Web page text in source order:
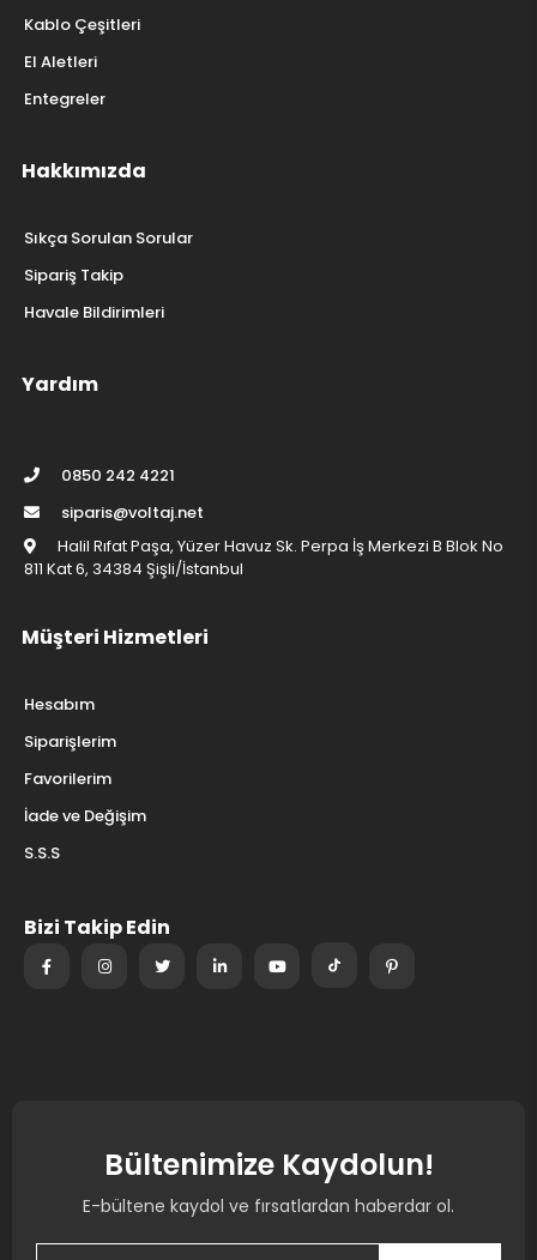
Kablo Çeşitleri
El Aletleri
Entegreler
Hakkımızda
Sıkça Sorulan Sorular
Sipariş Takip
Havale Bildirimleri
Yardım
0850 242 4221
siparis@voltaj.net
Halil Rıfat Paşa, Yüzer Havuz Sk. Perpa İş Merkezi B Blok No
811 Kat 6, 34384 Şişli/İstanbul
Müşteri Hizmetleri
Hesabım
Siparişlerim
Favorilerim
İade ve Değişim
S.S.S
Bizi Takip Edin
Bültenimize Kaydolun!
E-bültene kaydol ve fırsatlardan haberdar ol.